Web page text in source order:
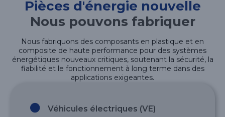
Pièces d'énergie nouvelle
Nous pouvons fabriquer
Nous fabriquons des composants en plastique et en
composite de haute performance pour des systèmes
énergétiques nouveaux critiques, soutenant la sécurité, la
fiabilité et le fonctionnement à long terme dans des
applications exigeantes.
Véhicules électriques (VE)